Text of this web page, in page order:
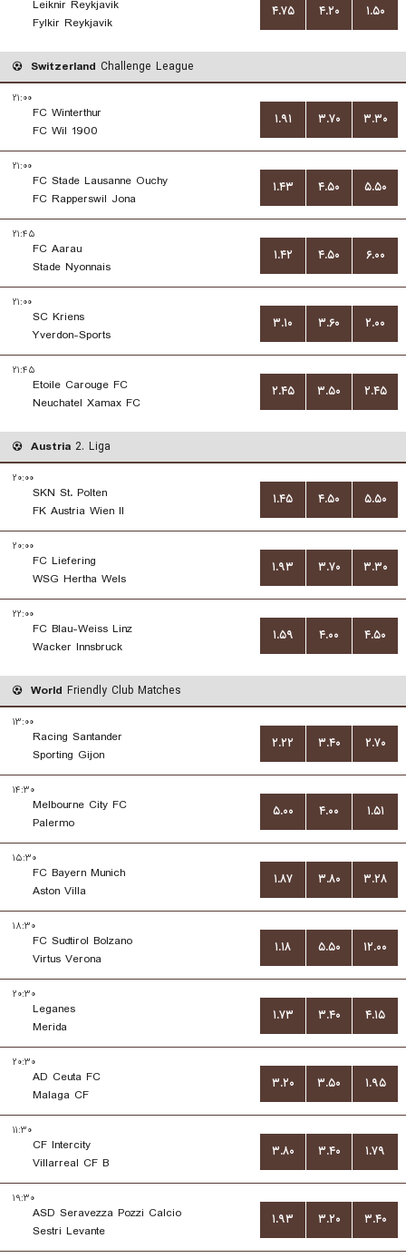
Leiknir Reykjavik
Fylkir Reykjavik
۴.۷۵ ۴.۲۰ ۱.۵۰
Switzerland Challenge League
۲۱:۰۰
FC Winterthur
FC Wil 1900
۱.۹۱ ۳.۷۰ ۳.۳۰
۲۱:۰۰
FC Stade Lausanne Ouchy
FC Rapperswil Jona
۱.۴۳ ۴.۵۰ ۵.۵۰
۲۱:۴۵
FC Aarau
Stade Nyonnais
۱.۴۲ ۴.۵۰ ۶.۰۰
۲۱:۰۰
SC Kriens
Yverdon-Sports
۳.۱۰ ۳.۶۰ ۲.۰۰
۲۱:۴۵
Etoile Carouge FC
Neuchatel Xamax FC
۲.۴۵ ۳.۵۰ ۲.۴۵
Austria 2. Liga
۲۰:۰۰
SKN St. Polten
FK Austria Wien II
۱.۴۵ ۴.۵۰ ۵.۵۰
۲۰:۰۰
FC Liefering
WSG Hertha Wels
۱.۹۳ ۳.۷۰ ۳.۳۰
۲۲:۰۰
FC Blau-Weiss Linz
Wacker Innsbruck
۱.۵۹ ۴.۰۰ ۴.۵۰
World Friendly Club Matches
۱۳:۰۰
Racing Santander
Sporting Gijon
۲.۲۲ ۳.۴۰ ۲.۷۰
۱۴:۳۰
Melbourne City FC
Palermo
۵.۰۰ ۴.۰۰ ۱.۵۱
۱۵:۳۰
FC Bayern Munich
Aston Villa
۱.۸۷ ۳.۸۰ ۳.۲۸
۱۸:۳۰
FC Sudtirol Bolzano
Virtus Verona
۱.۱۸ ۵.۵۰ ۱۲.۰۰
۲۰:۳۰
Leganes
Merida
۱.۷۳ ۳.۴۰ ۴.۱۵
۲۰:۳۰
AD Ceuta FC
Malaga CF
۳.۲۰ ۳.۵۰ ۱.۹۵
۱۱:۳۰
CF Intercity
Villarreal CF B
۳.۸۰ ۳.۴۰ ۱.۷۹
۱۹:۳۰
ASD Seravezza Pozzi Calcio
Sestri Levante
۱.۹۳ ۳.۲۰ ۳.۴۰